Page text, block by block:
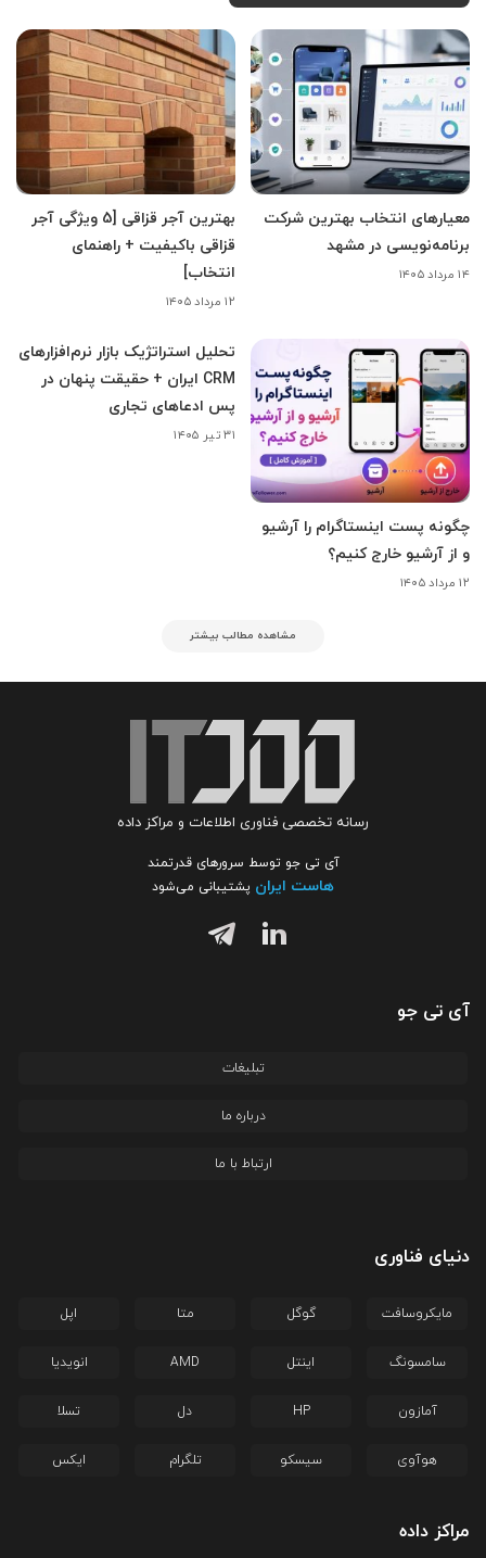
معیارهای انتخاب بهترین شرکت
برنامه‌نویسی در مشهد
۱۴ مرداد ۱۴۰۵
بهترین آجر قزاقی [5 ویژگی آجر
قزاقی باکیفیت + راهنمای
انتخاب]
۱۲ مرداد ۱۴۰۵
چگونه پست اینستاگرام را آرشیو
و از آرشیو خارج کنیم؟
۱۲ مرداد ۱۴۰۵
تحلیل استراتژیک بازار نرم‌افزارهای
CRM ایران + حقیقت پنهان در
پس ادعاهای تجاری
۳۱ تیر ۱۴۰۵
مشاهده مطالب بیشتر
رسانه تخصصی فناوری اطلاعات و مراکز داده
آی تی جو توسط سرورهای قدرتمند
هاست ایران پشتیبانی می‌شود
آی تی جو
تبلیغات
درباره ما
ارتباط با ما
دنیای فناوری
مایکروسافت گوگل متا اپل
سامسونگ اینتل AMD انویدیا
آمازون HP دل تسلا
هوآوی سیسکو تلگرام ایکس
مراکز داده